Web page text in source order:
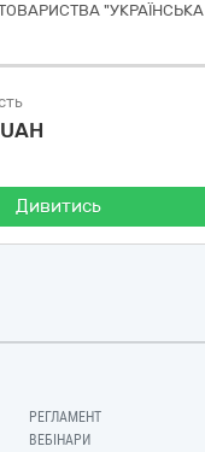
"УКРАЇНСЬКА
Дивитись
РЕГЛАМЕНТ
ВЕБІНАРИ